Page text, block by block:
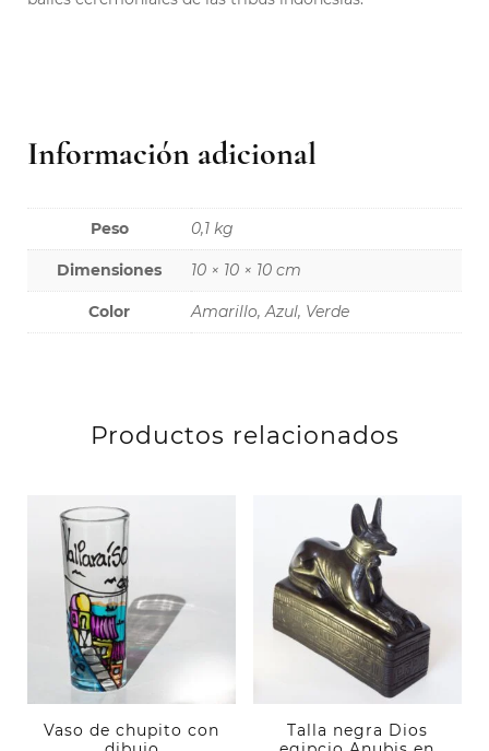
Información adicional
Peso 0,1 kg
Dimensiones 10 × 10 × 10 cm
Color Amarillo, Azul, Verde
Productos relacionados
Vaso de chupito con
Talla negra Dios